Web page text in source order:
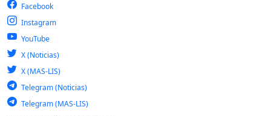
Facebook
Instagram
YouTube
X (Noticias)
X (MAS-LIS)
Telegram (Noticias)
Telegram (MAS-LIS)